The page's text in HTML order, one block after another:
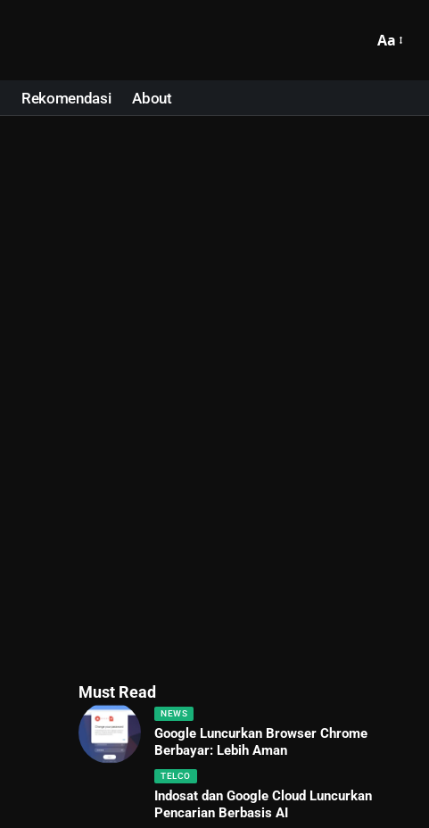
Aa
Rekomendasi About
Must Read
NEWS
Google Luncurkan Browser Chrome
Berbayar: Lebih Aman
TELCO
Indosat dan Google Cloud Luncurkan
Pencarian Berbasis AI